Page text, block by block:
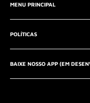
E-mail:
Telefone:41 8761-7286
MENU PRINCIPAL
Início
Catálogo
Entrar em contato
QUEM SOMOS?
POLÍTICAS
Aviso Legal
Política de Privacidade
Política de Reembolso
BAIXE NOSSO APP (EM